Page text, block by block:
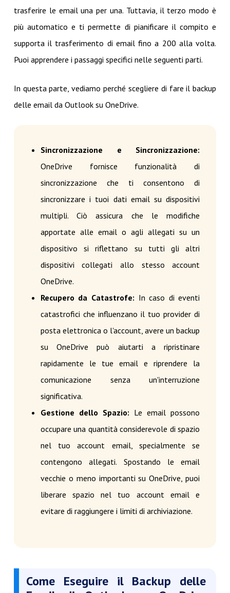
trasferire le email una per una. Tuttavia, il terzo modo è
più automatico e ti permette di pianificare il compito e
supporta il trasferimento di email fino a 200 alla volta.
Puoi apprendere i passaggi specifici nelle seguenti parti.
In questa parte, vediamo perché scegliere di fare il backup
delle email da Outlook su OneDrive.
Sincronizzazione e Sincronizzazione:
OneDrive fornisce funzionalità di
sincronizzazione che ti consentono di
sincronizzare i tuoi dati email su dispositivi
multipli. Ciò assicura che le modifiche
apportate alle email o agli allegati su un
dispositivo si riflettano su tutti gli altri
dispositivi collegati allo stesso account
OneDrive.
Recupero da Catastrofe: In caso di eventi
catastrofici che influenzano il tuo provider di
posta elettronica o l'account, avere un backup
su OneDrive può aiutarti a ripristinare
rapidamente le tue email e riprendere la
comunicazione senza un'interruzione
significativa.
Gestione dello Spazio: Le email possono
occupare una quantità considerevole di spazio
nel tuo account email, specialmente se
contengono allegati. Spostando le email
vecchie o meno importanti su OneDrive, puoi
liberare spazio nel tuo account email e
evitare di raggiungere i limiti di archiviazione.
Come Eseguire il Backup delle